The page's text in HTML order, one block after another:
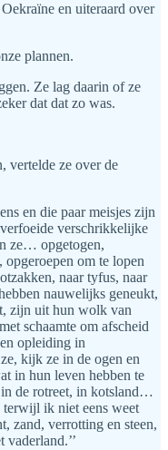
en uiteraard over
plannen.
Ze lag daarin of ze
dat dat zo was.
vertelde ze over de
en die paar meisjes zijn
verschrikkelijke
ze… opgetogen,
om te lopen
naar tyfus, naar
nauwelijks geneukt,
zijn uit hun wolk van
schaamte om afscheid
opleiding in
kijk ze in de ogen en
in hun leven hebben te
de rotreet, in kotsland…
ik niet eens weet
zand, verrotting en steen,